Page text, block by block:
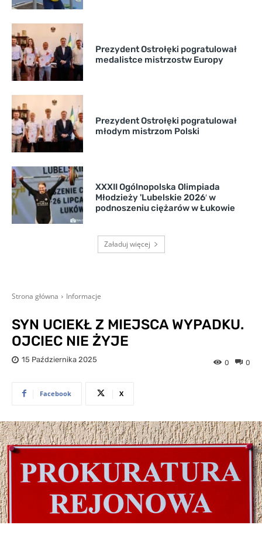
Prezydent Ostrołęki pogratulował
medalistce mistrzostw Europy
Prezydent Ostrołęki pogratulował
młodym mistrzom Polski
XXXII Ogólnopolska Olimpiada
Młodzieży 'Lubelskie 2026′ w
podnoszeniu ciężarów w Łukowie
Załaduj więcej